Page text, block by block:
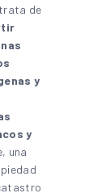
de
y
y
una